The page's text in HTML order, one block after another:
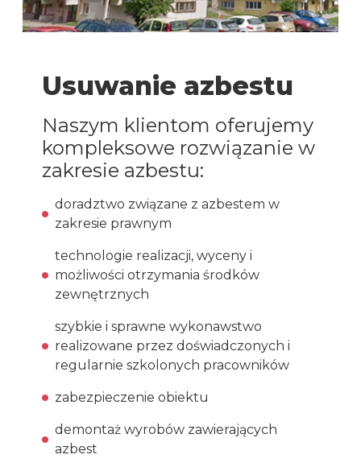
Usuwanie azbestu
Naszym klientom oferujemy
kompleksowe rozwiązanie w
zakresie azbestu:
doradztwo związane z azbestem w
zakresie prawnym
technologie realizacji, wyceny i
możliwości otrzymania środków
zewnętrznych
szybkie i sprawne wykonawstwo
realizowane przez doświadczonych i
regularnie szkolonych pracowników
zabezpieczenie obiektu
demontaż wyrobów zawierających
azbest